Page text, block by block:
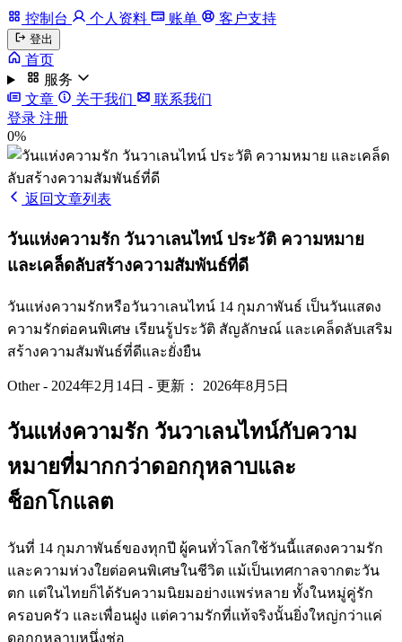
控制台 个人资料 账单 客户支持
登出
首页
服务
文章
关于我们
联系我们
登录 注册
0%
返回文章列表
วันแห่งความรัก วันวาเลนไทน์ ประวัติ ความหมาย
และเคล็ดลับสร้างความสัมพันธ์ที่ดี
วันแห่งความรักหรือวันวาเลนไทน์ 14 กุมภาพันธ์ เป็นวันแสดง
ความรักต่อคนพิเศษ เรียนรู้ประวัติ สัญลักษณ์ และเคล็ดลับเสริม
สร้างความสัมพันธ์ที่ดีและยั่งยืน
Other- 2024年2月14日 - 更新： 2026年8月5日
วันแห่งความรัก วันวาเลนไทน์กับความ
หมายที่มากกว่าดอกกุหลาบและ
ช็อกโกแลต
วันที่ 14 กุมภาพันธ์ของทุกปี ผู้คนทั่วโลกใช้วันนี้แสดงความรัก
และความห่วงใยต่อคนพิเศษในชีวิต แม้เป็นเทศกาลจากตะวัน
ตก แต่ในไทยก็ได้รับความนิยมอย่างแพร่หลาย ทั้งในหมู่คู่รัก
ครอบครัว และเพื่อนฝูง แต่ความรักที่แท้จริงนั้นยิ่งใหญ่กว่าแค่
ดอกกุหลาบหนึ่งช่อ